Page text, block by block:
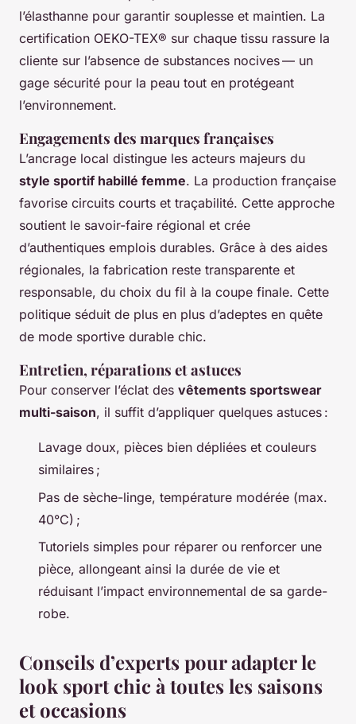
l’élasthanne pour garantir souplesse et maintien. La
certification OEKO-TEX® sur chaque tissu rassure la
cliente sur l’absence de substances nocives — un
gage sécurité pour la peau tout en protégeant
l’environnement.
Engagements des marques françaises
L’ancrage local distingue les acteurs majeurs du
style sportif habillé femme. La production française
favorise circuits courts et traçabilité. Cette approche
soutient le savoir-faire régional et crée
d’authentiques emplois durables. Grâce à des aides
régionales, la fabrication reste transparente et
responsable, du choix du fil à la coupe finale. Cette
politique séduit de plus en plus d’adeptes en quête
de mode sportive durable chic.
Entretien, réparations et astuces
Pour conserver l’éclat des vêtements sportswear
multi-saison, il suffit d’appliquer quelques astuces :
Lavage doux, pièces bien dépliées et couleurs
similaires ;
Pas de sèche-linge, température modérée (max.
40°C) ;
Tutoriels simples pour réparer ou renforcer une
pièce, allongeant ainsi la durée de vie et
réduisant l’impact environnemental de sa garde-
robe.
Conseils d’experts pour adapter le
look sport chic à toutes les saisons
et occasions